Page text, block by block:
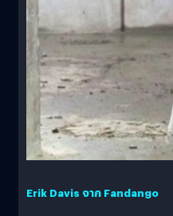
Erik Davis จาก Fandango